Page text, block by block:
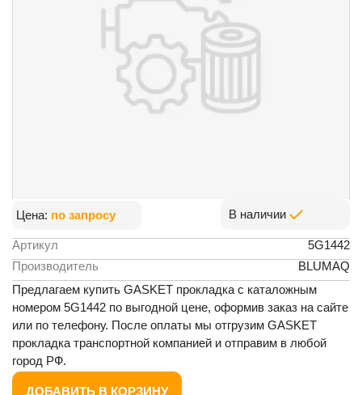
Цена: по запросу В наличии
Артикул
5G1442
Производитель
BLUMAQ
Предлагаем купить GASKET прокладка с каталожным
номером 5G1442 по выгодной цене, оформив заказ на сайте
или по телефону. После оплаты мы отгрузим GASKET
прокладка транспортной компанией и отправим в любой
город РФ.
ДОБАВИТЬ В КОРЗИНУ